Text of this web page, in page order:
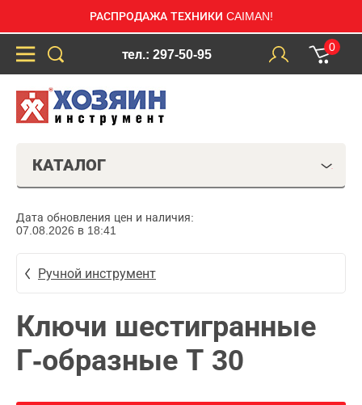
РАСПРОДАЖА ТЕХНИКИ CAIMAN!
тел.: 297-50-95
0
КАТАЛОГ
Дата обновления цен и наличия:
07.08.2026 в 18:41
Ручной инструмент
Ключи шестигранные
Г-образные Т 30